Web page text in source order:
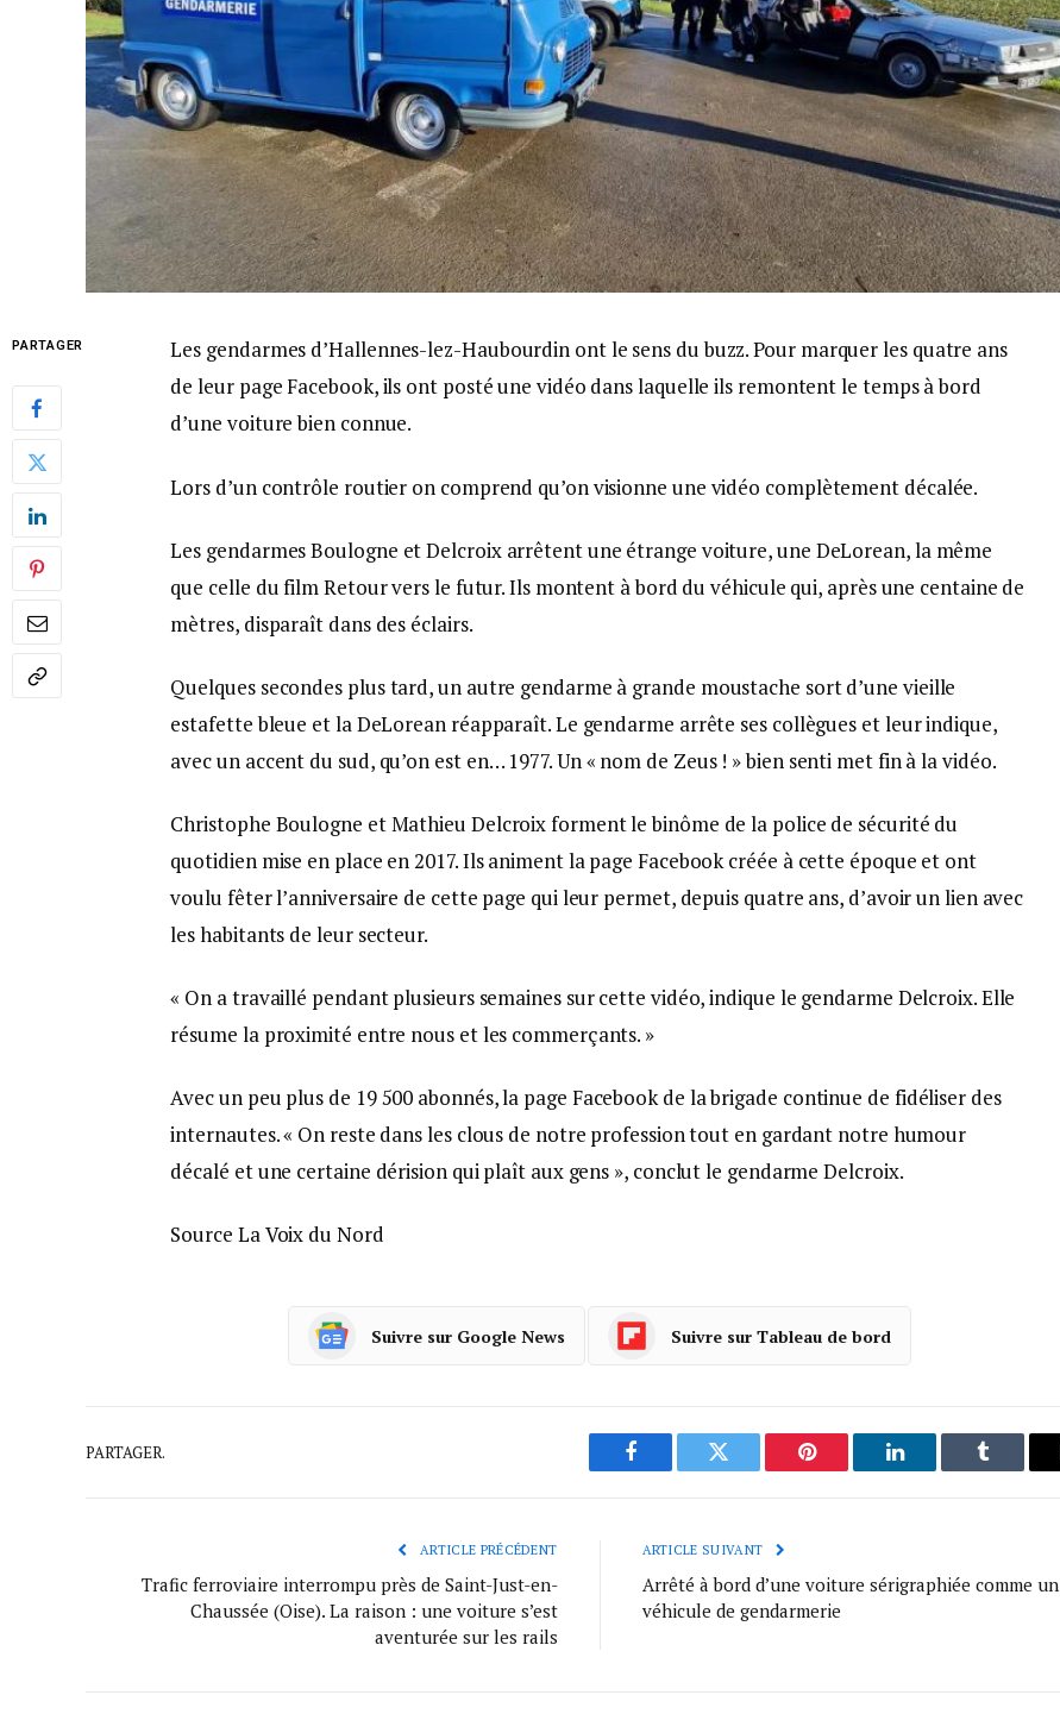
PARTAGER
Les gendarmes d’Hallennes-lez-Haubourdin ont le sens du buzz. Pour marquer les quatre ans
de leur page Facebook, ils ont posté une vidéo dans laquelle ils remontent le temps à bord
d’une voiture bien connue.
Lors d’un contrôle routier on comprend qu’on visionne une vidéo complètement décalée.
Les gendarmes Boulogne et Delcroix arrêtent une étrange voiture, une DeLorean, la même
que celle du film Retour vers le futur. Ils montent à bord du véhicule qui, après une centaine de
mètres, disparaît dans des éclairs.
Quelques secondes plus tard, un autre gendarme à grande moustache sort d’une vieille
estafette bleue et la DeLorean réapparaît. Le gendarme arrête ses collègues et leur indique,
avec un accent du sud, qu’on est en… 1977. Un « nom de Zeus ! » bien senti met fin à la vidéo.
Christophe Boulogne et Mathieu Delcroix forment le binôme de la police de sécurité du
quotidien mise en place en 2017. Ils animent la page Facebook créée à cette époque et ont
voulu fêter l’anniversaire de cette page qui leur permet, depuis quatre ans, d’avoir un lien avec
les habitants de leur secteur.
« On a travaillé pendant plusieurs semaines sur cette vidéo, indique le gendarme Delcroix. Elle
résume la proximité entre nous et les commerçants. »
Avec un peu plus de 19 500 abonnés, la page Facebook de la brigade continue de fidéliser des
internautes. « On reste dans les clous de notre profession tout en gardant notre humour
décalé et une certaine dérision qui plaît aux gens », conclut le gendarme Delcroix.
Source La Voix du Nord
Suivre sur Google News Suivre sur Tableau de bord
PARTAGER.
Facebook Twitter Pinterest LinkedIn Tumblr
ARTICLE PRÉCÉDENT
Trafic ferroviaire interrompu près de Saint-Just-en-
Chaussée (Oise). La raison : une voiture s’est
aventurée sur les rails
ARTICLE SUIVANT
Arrêté à bord d’une voiture sérigraphiée comme un
véhicule de gendarmerie